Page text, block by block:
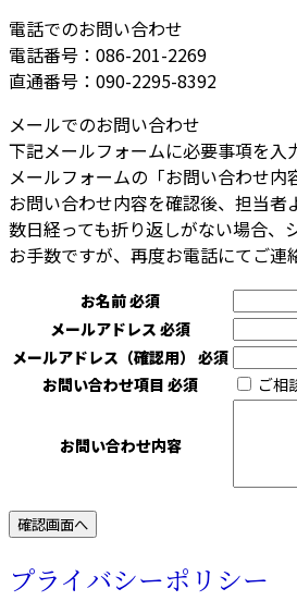
電話でのお問い合わせ
電話番号：086-201-2269
直通番号：090-2295-8392
メールでのお問い合わせ
下記メールフォームに必要事項を入
メールフォームの「お問い合わせ内
お問い合わせ内容を確認後、担当者
数日経っても折り返しがない場合
お手数ですが、再度お電話にてご連
お名前必須
メールアドレス 必須
メールアドレス（確認用） 必須
お問い合わせ項目 必須 ご相
お問い合わせ内容
プライバシーポリシー